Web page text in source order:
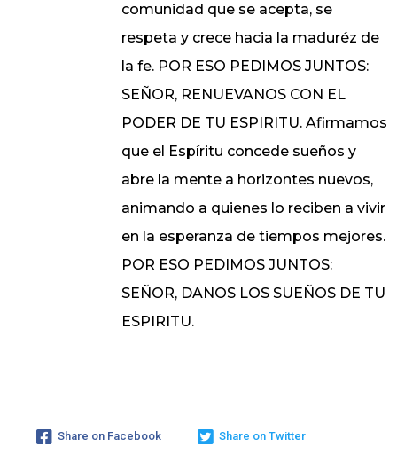
comunidad que se acepta, se
respeta y crece hacia la maduréz de
la fe. POR ESO PEDIMOS JUNTOS:
SEÑOR, RENUEVANOS CON EL
PODER DE TU ESPIRITU. Afirmamos
que el Espíritu concede sueños y
abre la mente a horizontes nuevos,
animando a quienes lo reciben a vivir
en la esperanza de tiempos mejores.
POR ESO PEDIMOS JUNTOS:
SEÑOR, DANOS LOS SUEÑOS DE TU
ESPIRITU.
Share on Facebook Share on Twitter